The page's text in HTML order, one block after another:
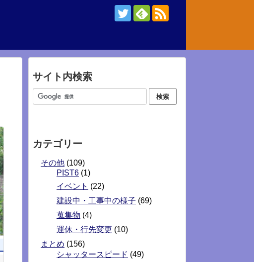
サイト内検索
カテゴリー
その他 (109)
PIST6 (1)
イベント (22)
建設中・工事中の様子 (69)
蒐集物 (4)
運休・行先変更 (10)
まとめ (156)
シャッタースピード (49)